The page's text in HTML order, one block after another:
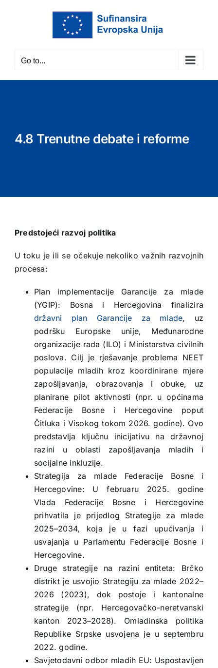
Go to...
4.8 Trenutne debate i reforme
Predstojeći razvoj politika
U toku je ili se očekuje nekoliko važnih razvojnih
procesa:
Plan implementacije Garancije za mlade
(YGIP): Bosna i Hercegovina finalizira
državni plan Garancije za mlade, uz
podršku Europske unije, Međunarodne
organizacije rada (ILO) i Ministarstva civilnih
poslova. Cilj je rješavanje problema NEET
populacije mladih kroz koordinirane mjere
zapošljavanja, obrazovanja i obuke, uz
planirane pilot aktivnosti (npr. u općinama
Federacije Bosne i Hercegovine poput
Čitluka i Visokog tokom 2026. godine). Ovo
predstavlja ključnu inicijativu na državnoj
razini u oblasti zapošljavanja mladih i
socijalne inkluzije.
Strategija za mlade Federacije Bosne i
Hercegovine: U februaru 2025. godine
Vlada Federacije Bosne i Hercegovine
prihvatila je prijedlog Strategije za mlade
2025–2034, koja je u fazi upućivanja i
usvajanja u Parlamentu Federacije Bosne i
Hercegovine.
Druge strategije na razini entiteta: Brčko
distrikt je usvojio Strategiju za mlade 2022–
2026 (2023), dok postoje i kantonalne
strategije (npr. Hercegovačko-neretvanski
kanton 2023–2028). Omladinska politika
Republike Srpske usvojena je u septembru
2022. godine.
Savjetodavni odbor mladih EU: Uspostavljen